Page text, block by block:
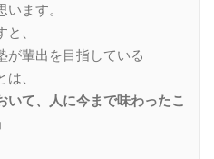
ます。
、
が輩出を目指している
、
いて、人に今まで味わったこ